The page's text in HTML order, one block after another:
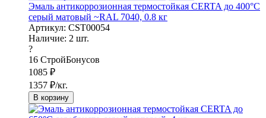
Эмаль антикоррозионная термостойкая CERTA до 400°С
серый матовый ~RAL 7040, 0.8 кг
Артикул: CST00054
Наличие: 2 шт.
?
16 СтройБонусов
1085 ₽
1357 ₽/кг.
В корзину